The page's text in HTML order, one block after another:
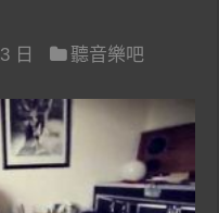
日
聽音樂吧